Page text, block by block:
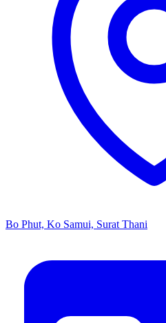
Bo Phut, Ko Samui, Surat Thani